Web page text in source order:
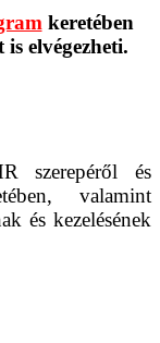
keretében
elvégezheti.
szerepéről és
valamint
és kezelésének